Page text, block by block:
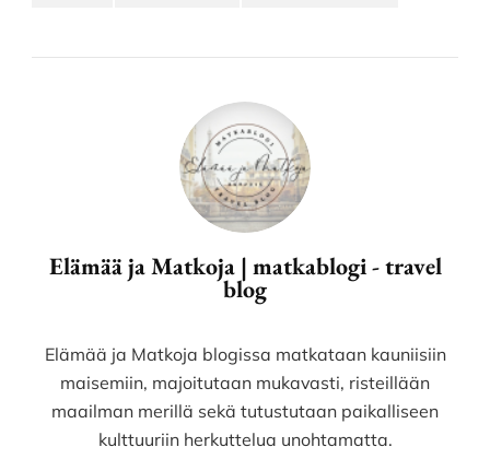
Elämää ja Matkoja | matkablogi - travel
blog
Elämää ja Matkoja blogissa matkataan kauniisiin
maisemiin, majoitutaan mukavasti, risteillään
maailman merillä sekä tutustutaan paikalliseen
kulttuuriin herkuttelua unohtamatta.